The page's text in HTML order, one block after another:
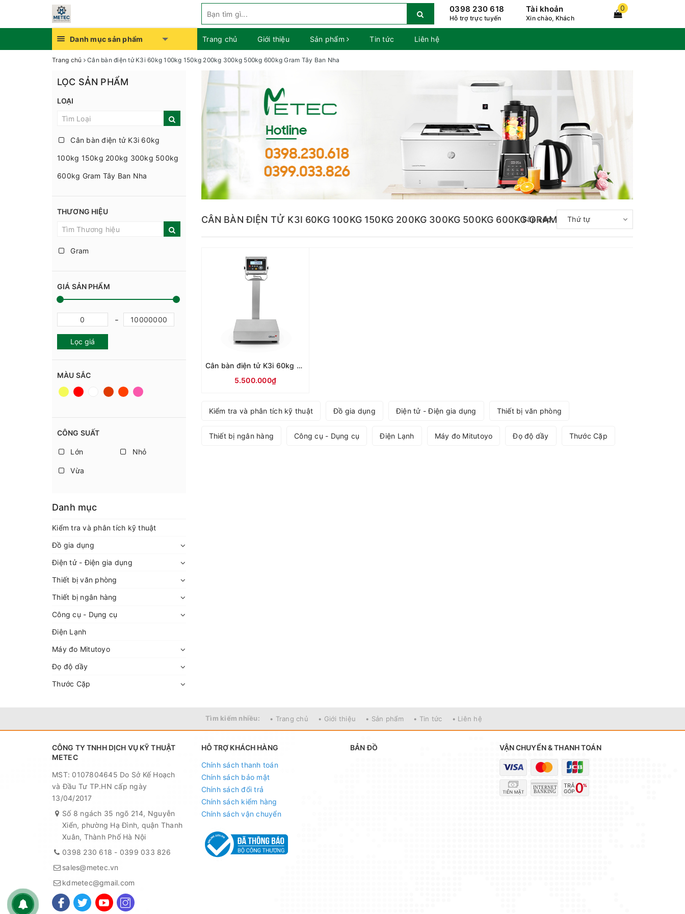
0398 230 618
Hỗ trợ trực tuyến
Tài khoản
Xin chào, Khách
0
Danh mục sản phẩm Trang chủ Giới thiệu Sản phẩm Tin tức Liên hệ
Trang chủ Cân bàn điện tử K3i 60kg 100kg 150kg 200kg 300kg 500kg 600kg Gram Tây Ban Nha
LỌC SẢN PHẨM
LOẠI
Cân bàn điện tử K3i 60kg
100kg 150kg 200kg 300kg 500kg
600kg Gram Tây Ban Nha
THƯƠNG HIỆU
Gram
GIÁ SẢN PHẨM
Lọc giá
MÀU SẮC
CÔNG SUẤT
Lớn Nhỏ
Vừa
Danh mục
Kiểm tra và phân tích kỹ thuật
Đồ gia dụng
Điện tử - Điện gia dụng
Thiết bị văn phòng
Thiết bị ngân hàng
Công cụ - Dụng cụ
Điện Lạnh
Máy đo Mitutoyo
Đọ độ dầy
Thước Cặp
CÂN BÀN ĐIỆN TỬ K3I 60KG 100KG 150KG 200KG 300KG 500KG 600KG GRAM TÂY
Sắp xếp: Thứ tự
Cân bàn điện tử K3i 60kg 100kg 150kg 200kg 300kg 500kg 600kg Gram Tây Ban Nha
5.500.000₫
Kiểm tra và phân tích kỹ thuật Đồ gia dụng Điện tử - Điện gia dụng Thiết bị văn phòng
Thiết bị ngân hàng Công cụ - Dụng cụ Điện Lạnh Máy đo Mitutoyo Đọ độ dầy Thước Cặp
Tìm kiếm nhiều: • Trang chủ • Giới thiệu • Sản phẩm • Tin tức • Liên hệ
CÔNG TY TNHH DỊCH VỤ KỸ THUẬT
METEC
MST: 0107804645 Do Sở Kế Hoạch
và Đầu Tư TP.HN cấp ngày
13/04/2017
Số 8 ngách 35 ngõ 214, Nguyễn
Xiển, phường Hạ Đình, quận Thanh
Xuân, Thành Phố Hà Nội
0398 230 618 - 0399 033 826
sales@metec.vn
kdmetec@gmail.com
HỖ TRỢ KHÁCH HÀNG
Chính sách thanh toán
Chính sách bảo mật
Chính sách đổi trả
Chính sách kiểm hàng
Chính sách vận chuyển
BẢN ĐỒ VẬN CHUYỂN & THANH TOÁN